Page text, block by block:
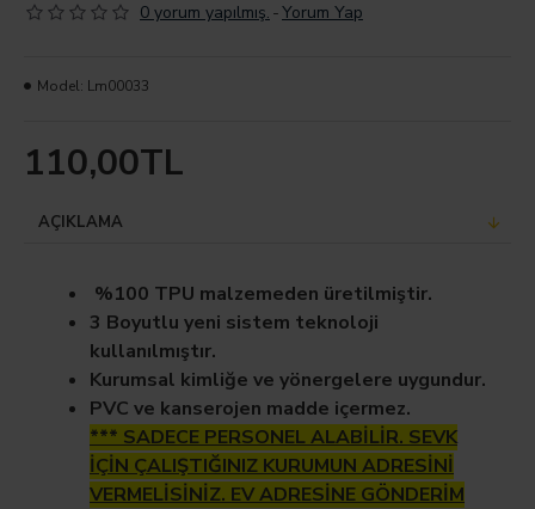
0 yorum yapılmış. -Yorum Yap
110,00TL
Model: Lm00033
AÇIKLAMA
%100 TPU malzemeden üretilmiştir.
3 Boyutlu yeni sistem teknoloji
kullanılmıştır.
Kurumsal kimliğe ve yönergelere uygundur.
PVC ve kanserojen madde içermez.
*** SADECE PERSONEL ALABİLİR. SEVK
İÇİN ÇALIŞTIĞINIZ KURUMUN ADRESİNİ
VERMELİSİNİZ. EV ADRESİNE GÖNDERİM